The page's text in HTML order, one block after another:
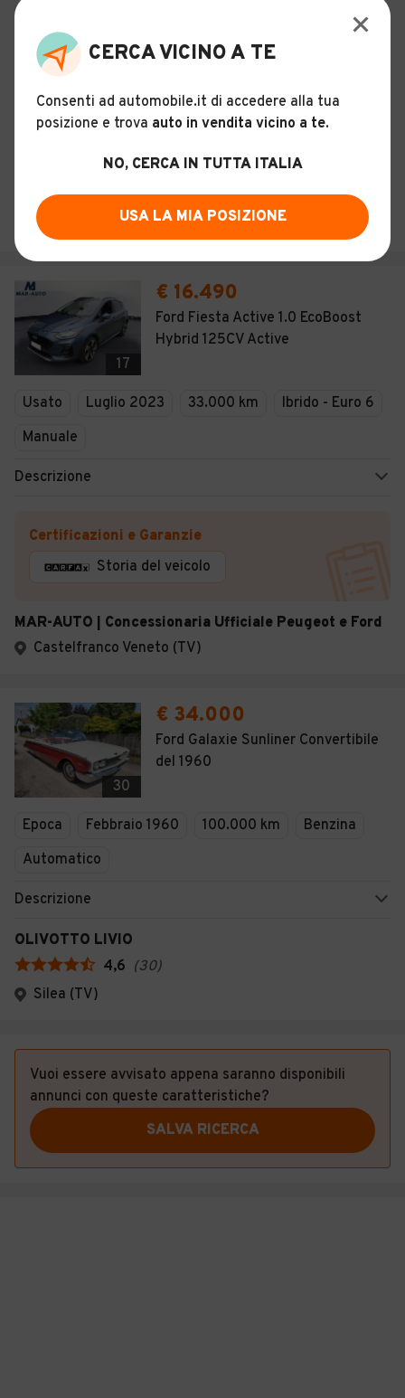
Descrizione
Certificazioni e Garanzie
FAVERO AUTO
Moriago della Battaglia (TV)
17
€ 16.490
Ford Fiesta Active 1.0 EcoBoost
Hybrid 125CV Active
Usato Luglio 2023 33.000 km
Ibrido - Euro 6
Manuale
Descrizione
Certificazioni e Garanzie
Storia del veicolo
MAR-AUTO | Concessionaria Ufficiale Peugeot e Ford
Castelfranco Veneto (TV)
30
€ 34.000
Ford Galaxie Sunliner Convertibile
del 1960
Epoca Febbraio 1960 100.000 km
Benzina
Automatico
Descrizione
OLIVOTTO LIVIO
4,6 (30)
Silea (TV)
Vuoi essere avvisato appena saranno disponibili
annunci con queste caratteristiche?
SALVA RICERCA
CERCA VICINO A TE
Consenti ad automobile.it di accedere alla tua
posizione e trova auto in vendita vicino a te.
NO, CERCA IN TUTTA ITALIA
USA LA MIA POSIZIONE